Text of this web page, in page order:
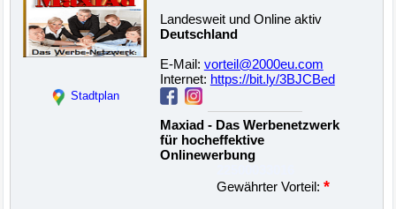
Stadtplan
Landesweit und Online aktiv
Deutschland
E-Mail: vorteil@2000eu.com
Internet: https://bit.ly/3BJCBed
Maxiad - Das Werbenetzwerk
für hocheffektive
Onlinewerbung
Gewährter Vorteil: *